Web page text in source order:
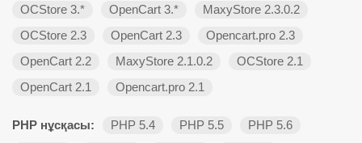
OCStore 3.*
OpenCart 3.*
MaxyStore 2.3.0.2
OCStore 2.3
OpenCart 2.3
Opencart.pro 2.3
OpenCart 2.2
MaxyStore 2.1.0.2
OCStore 2.1
OpenCart 2.1
Opencart.pro 2.1
PHP нұсқасы: PHP 5.4 PHP 5.5
PHP 5.6